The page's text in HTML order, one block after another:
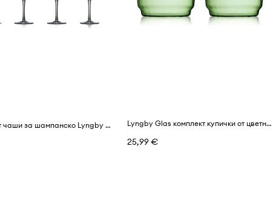
Комплект чаши за шампанско Lyngby Glas Palermo 315 ml (4 броя) Lyngby Glas комплект купички от цветно стъкло 12 cm
25,99 €